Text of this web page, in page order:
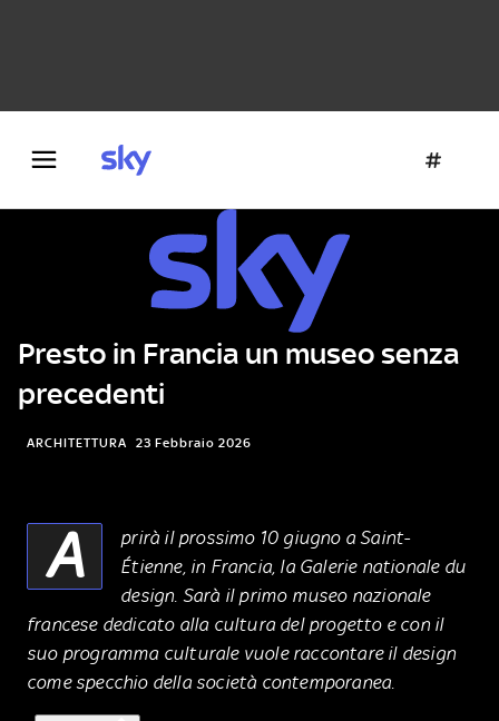
Presto in Francia un museo senza
precedenti
ARCHITETTURA 23 Febbraio 2026
A
prirà il prossimo 10 giugno a Saint-
Étienne, in Francia, la Galerie nationale du
design. Sarà il primo museo nazionale
francese dedicato alla cultura del progetto e con il
suo programma culturale vuole raccontare il design
come specchio della società contemporanea.